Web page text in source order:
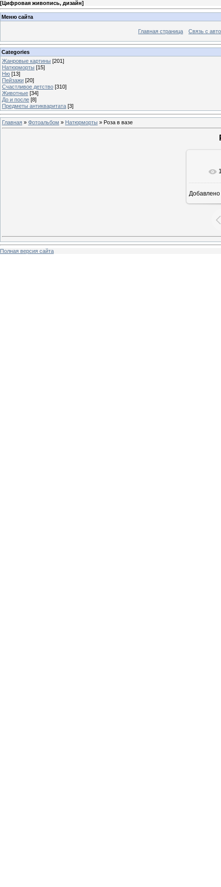
[Цифровая живопись, дизайн]
Меню сайта
Главная страница Связь с
Categories
Жанровые картины [201]
Натюрморты [15]
Ню [13]
Пейзажи [20]
Счастливое детство [310]
Животные [34]
До и после [8]
Предметы антикваритата [3]
Главная » Фотоальбом » Натюрморты » Роза в вазе
В
Добавлено
Полная версия сайта